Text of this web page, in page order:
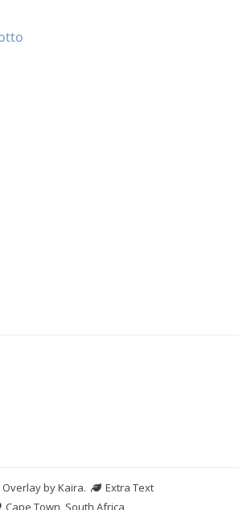
Overlay byKaira.
Extra Text
Cape Town, South Africa